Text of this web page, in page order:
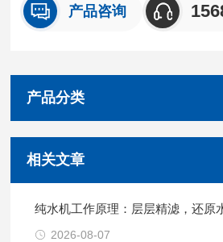
产品咨询
产品分类
相关文章
纯水机工作原理：层层精滤，还原
2026-08-07